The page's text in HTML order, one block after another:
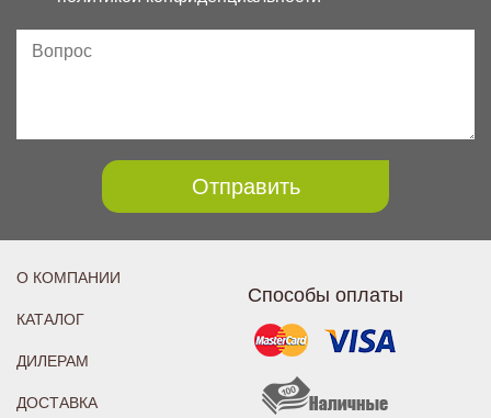
Отправить
О КОМПАНИИ
КАТАЛОГ
ДИЛЕРАМ
ДОСТАВКА
Способы оплаты